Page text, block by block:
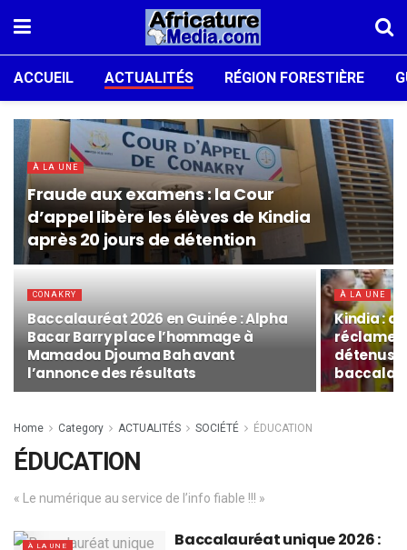
ACCUEIL ACTUALITÉS RÉGION FORESTIÈRE
À LA UNE
Fraude aux examens : la Cour
d’appel libère les élèves de Kindia
après 20 jours de détention
CONAKRY
Baccalauréat 2026 en Guinée : Alpha
Bacar Barry place l’hommage à
Mamadou Djouma Bah avant
l’annonce des résultats
À LA UNE
Kindia :
réclamer
détenus
Home Category ACTUALITÉS SOCIÉTÉ ÉDUCATION
ÉDUCATION
« Le numérique au service de l’info fiable !!! »
À LA UNE
Baccalauréat unique 2026 :